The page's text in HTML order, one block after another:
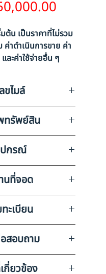
ต้น เป็นราคาที่ไม่รวม
ค่าดำเนินการขาย ค่า
ละค่าใช้จ่ายอื่น ๆ
ขไมล์
41579
ทรัพย์สิน
ามสภาพการใช้งาน
กรณ์
ง แบตเตอรี่ แอร์
นที่จอด
KAIROD
ทะเบียน
กรุงเทพมหานคร
สอบถาม
ายขาย 098-253-
กี่ยวข้อง